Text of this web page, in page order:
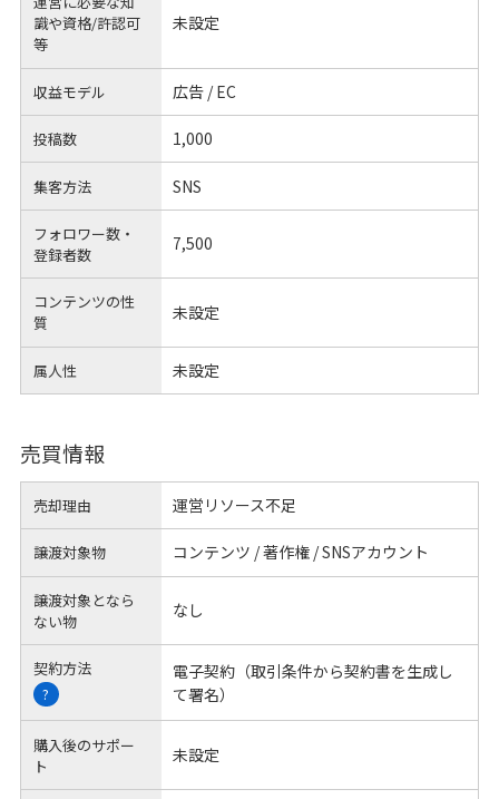
識や資格/許認可
等
未設定
収益モデル 広告 / EC
投稿数 1,000
集客方法 SNS
フォロワー数・
登録者数
7,500
コンテンツの性
質
未設定
属人性 未設定
売買情報
売却理由 運営リソース不足
譲渡対象物 コンテンツ / 著作権 / SNSアカウント
譲渡対象となら
ない物
なし
契約方法
?
電子契約（取引条件から契約書を生成し
て署名）
購入後のサポー
ト
未設定